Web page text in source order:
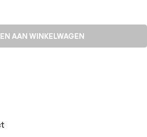
AAN WINKELWAGEN